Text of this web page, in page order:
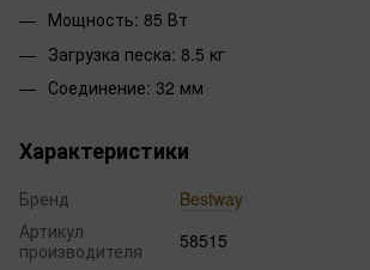
Мощность: 85 Вт
Загрузка песка: 8.5 кг
Соединение: 32 мм
Характеристики
Бренд
Bestway
Артикул
производителя
58515